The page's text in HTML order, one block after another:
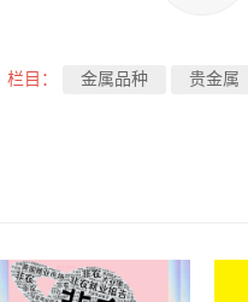
栏目： 金属品种 贵金属